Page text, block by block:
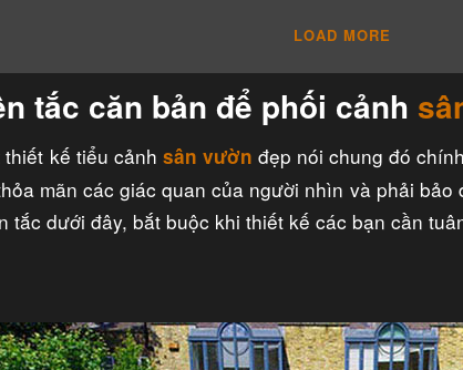
LOAD MORE
tắc căn bản để phối cảnh
kế tiểu cảnh sân vườn đẹp nói chung đó
mãn các giác quan của người nhìn và phải
tắc dưới đây, bắt buộc khi thiết kế các bạn cần